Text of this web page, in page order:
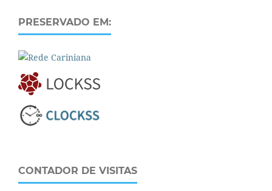
PRESERVADO EM:
CONTADOR DE VISITAS